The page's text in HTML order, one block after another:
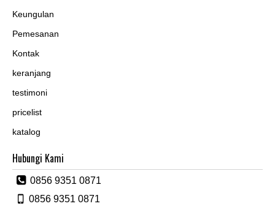
Keungulan
Pemesanan
Kontak
keranjang
testimoni
pricelist
katalog
Hubungi Kami
0856 9351 0871
0856 9351 0871